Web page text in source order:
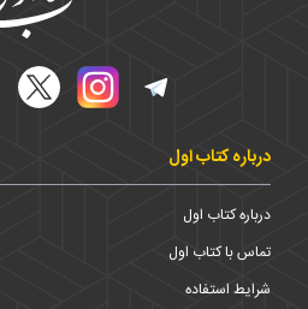
درباره کتاب اول
درباره کتاب اول
تماس با کتاب اول
شرایط استفاده